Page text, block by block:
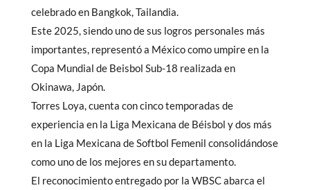
celebrado en Bangkok, Tailandia.
Este 2025, siendo uno de sus logros personales más
importantes, representó a México como umpire en la
Copa Mundial de Beisbol Sub-18 realizada en
Okinawa, Japón.
Torres Loya, cuenta con cinco temporadas de
experiencia en la Liga Mexicana de Béisbol y dos más
en la Liga Mexicana de Softbol Femenil consolidándose
como uno de los mejores en su departamento.
El reconocimiento entregado por la WBSC abarca el